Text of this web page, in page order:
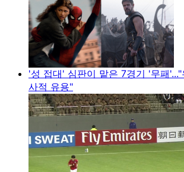
'성 접대' 심판이 맡은 7경기 '무패
사적 유용"